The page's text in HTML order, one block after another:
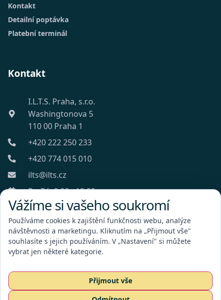
Kontakt
Detailní poptávka
Platební terminál
Kontakt
I.L.T.S. Praha, s.r.o.
Washingtonova 5
110 00 Praha 1
+420 222 250 233
+420 774 015 010
ilts@ilts.cz
Po-Pá: 8:00 - 18:00
I.L.T.S. Praha, s.r.o.
Vážíme si vašeho soukromí
Používáme cookies k zajištění funkčnosti webu, analýze
návštěvnosti a marketingu. Kliknutím na „Přijmout vše"
souhlasíte s jejich používáním. V „Nastavení" si můžete
vybrat jen některé kategorie.
Přijmout vše